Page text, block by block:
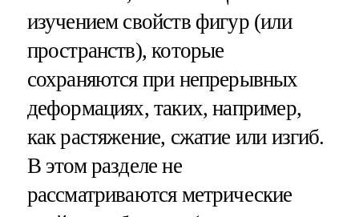
изучением свойств фигур (или
пространств), которые
сохраняются при непрерывных
деформациях, таких, например,
как растяжение, сжатие или изгиб.
В этом разделе не
рассматриваются метрические